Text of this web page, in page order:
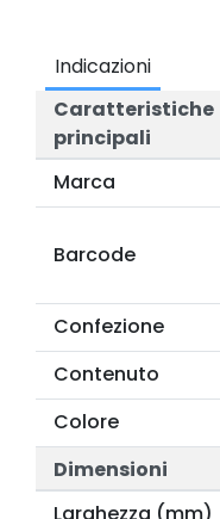
Indicazioni
Caratteristiche
principali
Marca
Barcode
Confezione
Contenuto
Colore
Dimensioni